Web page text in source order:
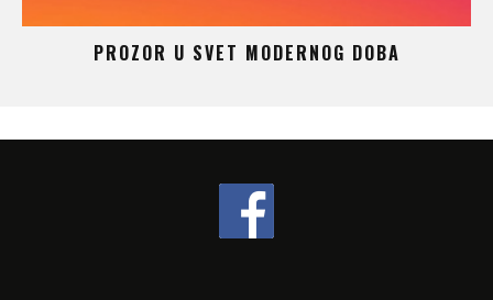
PROZOR U SVET MODERNOG DOBA